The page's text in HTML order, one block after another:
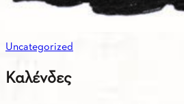
Uncategorized
Καλένδες